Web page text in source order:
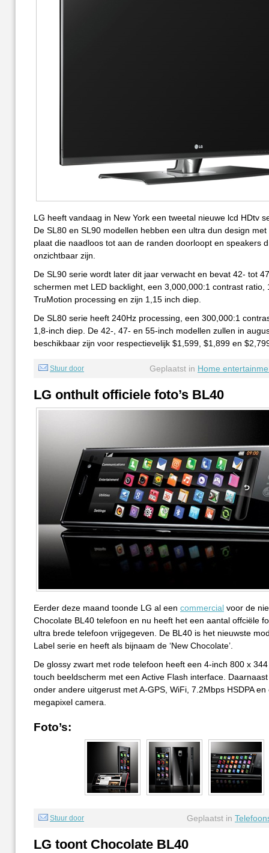
LG heeft vandaag in New York een tweetal nieuwe lcd HDtv
De SL80 en SL90 modellen hebben een ultra dun design
plaat die naadloos tot aan de randen doorloopt en speakers
onzichtbaar zijn.
De SL90 serie wordt later dit jaar verwacht en bevat 42- tot
schermen met LED backlight, een 3,000,000:1 contrast ratio,
TruMotion processing en zijn 1,15 inch diep.
De SL80 serie heeft 240Hz processing, een 300,000:1
1,8-inch diep. De 42-, 47- en 55-inch modellen zullen in
beschikbaar zijn voor respectievelijk $1,599, $1,899 en
Stuur door Geplaatst in Home
LG onthult officiele foto’s BL40
Eerder deze maand toonde LG al een commercial voor de
Chocolate BL40 telefoon en nu heeft het een aantal offciële
ultra brede telefoon vrijgegeven. De BL40 is het nieuwste
Label serie en heeft als bijnaam de ‘New Chocolate’.
De glossy zwart met rode telefoon heeft een 4-inch 800 x
touch beeldscherm met een Active Flash interface.
onder andere uitgerust met A-GPS, WiFi, 7.2Mbps HSDPA en
megapixel camera.
Foto’s:
Stuur door Geplaatst in
LG toont Chocolate BL40